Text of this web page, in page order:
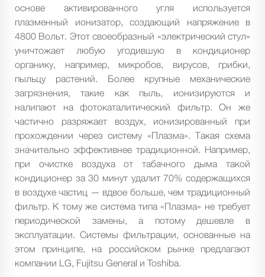
основе активированного угля используется
плазменный ионизатор, создающий напряжение в
4800 Вольт. Этот своеобразный «электрический стул»
уничтожает любую угодившую в кондиционер
органику, например, микробов, вирусов, грибки,
пыльцу растений. Более крупные механические
загрязнения, такие как пыль, ионизируются и
налипают на фотокаталитический фильтр. Он же
частично разряжает воздух, ионизированный при
прохождении через систему «Плазма». Такая схема
значительно эффективнее традиционной. Например,
при очистке воздуха от табачного дыма такой
кондиционер за 30 минут удалит 70% содержащихся
в воздухе частиц — вдвое больше, чем традиционный
фильтр. К тому же система типа «Плазма» не требует
периодической замены, а потому дешевле в
эксплуатации. Системы фильтрации, основанные на
этом принципе, на российском рынке предлагают
компании LG, Fujitsu General и Toshiba.